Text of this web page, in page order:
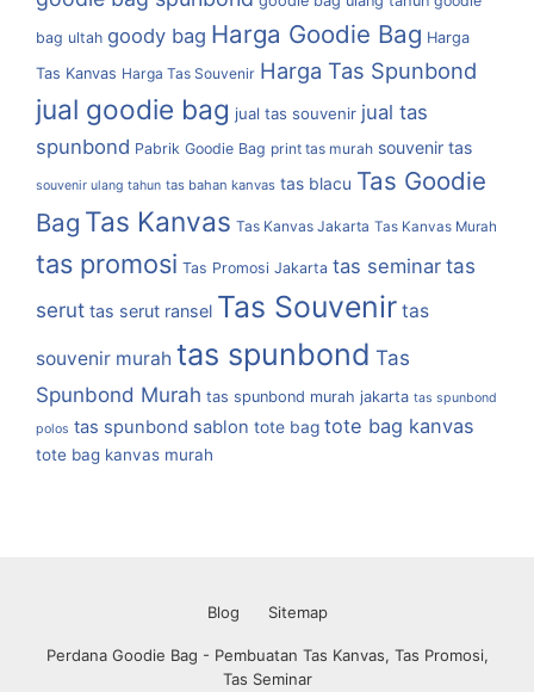
bag ultah goody bag Harga Goodie Bag Harga
Tas Kanvas Harga Tas Souvenir Harga Tas Spunbond
jual goodie bag jual tas souvenir jual tas
spunbond Pabrik Goodie Bag print tas murah souvenir tas
souvenir ulang tahun tas bahan kanvas tas blacu Tas Goodie
Bag Tas Kanvas Tas Kanvas Jakarta Tas Kanvas Murah
tas promosi Tas Promosi Jakarta tas seminar tas
serut tas serut ransel Tas Souvenir tas
souvenir murah tas spunbond Tas
Spunbond Murah tas spunbond murah jakarta tas spunbond
polos tas spunbond sablon tote bag tote bag kanvas
tote bag kanvas murah
Blog Sitemap
Perdana Goodie Bag - Pembuatan Tas Kanvas, Tas Promosi,
Tas Seminar